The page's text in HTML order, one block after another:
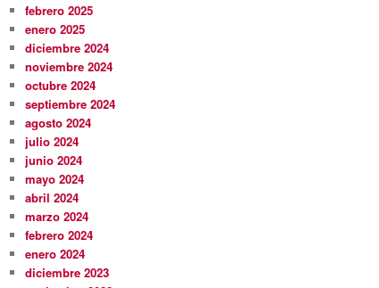
febrero 2025
enero 2025
diciembre 2024
noviembre 2024
octubre 2024
septiembre 2024
agosto 2024
julio 2024
junio 2024
mayo 2024
abril 2024
marzo 2024
febrero 2024
enero 2024
diciembre 2023